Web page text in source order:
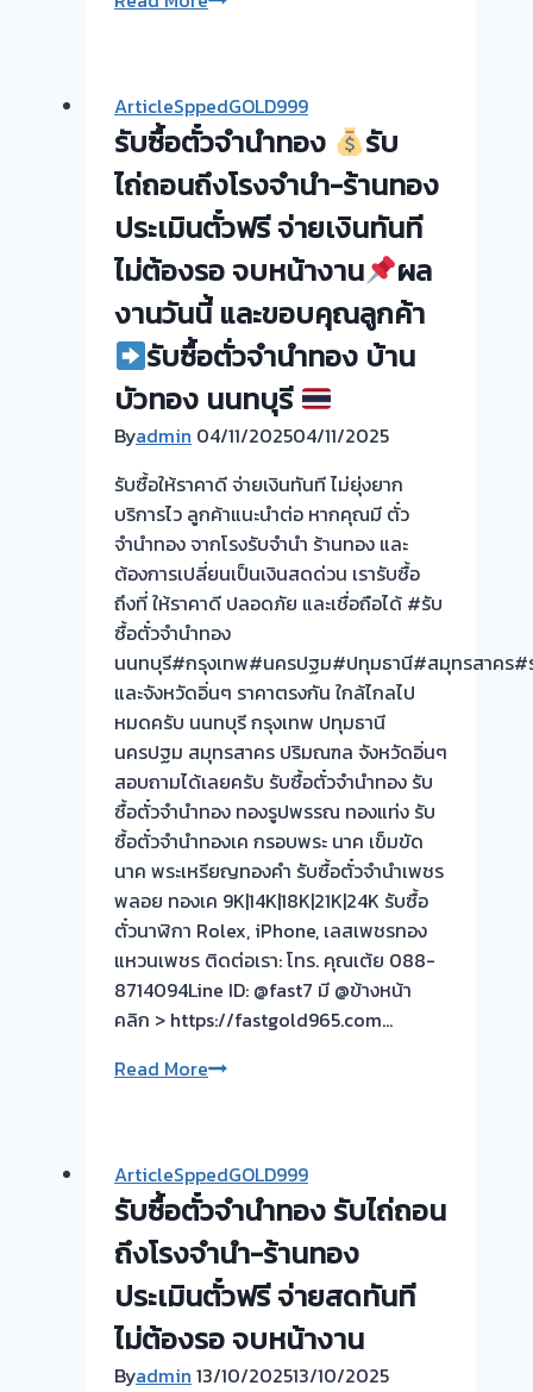
วัน
นี้
และ
ขอบคุณ
ลูกค้า
รับ
ซื้อ
ตั๋ว
จำนำ
ทอง
ปทุมธานี
ทอง
ยินดี
บริการ
รับ
ไถ่ถอน
ถึง
โรง
จำนำ
ร้าน
ทอง
ประเมิน
หน้า
ตั๋ว
ฟรี
จ่าย
สด
ทันที
ไม่
ต้อง
รอ
จบไว
ผล
งาน
วัน
นี้
รับ
ซื้อ
ตั๋ว
ทอง
ขอบคุณ
ลูกค้า
ย่าน
ท่าน้ำ
นนท์
นนทบุรี
ArticleSppedGOLD999
รับซื้อตั๋วจำนำทอง
รับ
ไถ่ถอนถึงโรงจำนำ-ร้านทอง
ประเมินตั๋วฟรี จ่ายเงินทันที
ไม่ต้องรอ จบหน้างาน
ผล
งานวันนี้ และขอบคุณลูกค้า
รับซื้อตั่วจำนำทอง บ้าน
บัวทอง นนทบุรี
Byadmin 04/11/202504/11/2025
รับซื้อให้ราคาดี จ่ายเงินทันที ไม่ยุ่งยาก
บริการไว ลูกค้าแนะนำต่อ หากคุณมี ตั๋ว
จำนำทอง จากโรงรับจำนำ ร้านทอง และ
ต้องการเปลี่ยนเป็นเงินสดด่วน เรารับซื้อ
ถึงที่ ให้ราคาดี ปลอดภัย และเชื่อถือได้ #รับ
ซื้อตั๋วจำนำทอง
นนทบุรี#กรุงเทพ#นครปฐม#ปทุมธานี#สมุทรสาคร#
และจังหวัดอิ่นๆ ราคาตรงกัน ใกล้ไกลไป
หมดครับ นนทบุรี กรุงเทพ ปทุมธานี
นครปฐม สมุทรสาคร ปริมณฑล จังหวัดอิ่นๆ
สอบถามได้เลยครับ รับซื้อตั๋วจำนำทอง รับ
ซื้อตั๋วจำนำทอง ทองรูปพรรณ ทองแท่ง รับ
ซื้อตั๋วจำนำทองเค กรอบพระ นาค เข็มขัด
นาค พระเหรียญทองคำ รับซื้อตั๋วจำนำเพชร
พลอย ทองเค 9K|14K|18K|21K|24K รับซื้อ
ตั๋วนาฬิกา Rolex, iPhone, เลสเพชรทอง
แหวนเพชร ติดต่อเรา: โทร. คุณเต้ย 088-
8714094Line ID: @fast7 มี @ข้างหน้า
คลิก > https://fastgold965.com…
Read Moreรับ
ทอง
รับ
ไถ่ถอน
ถึง
โรง
จำนำ-
ArticleSppedGOLD999
รับซื้อตั๋วจำนำทอง รับไถ่ถอน
ถึงโรงจำนำ-ร้านทอง
ประเมินตั๋วฟรี จ่ายสดทันที
ไม่ต้องรอ จบหน้างาน
Byadmin 13/10/202513/10/2025